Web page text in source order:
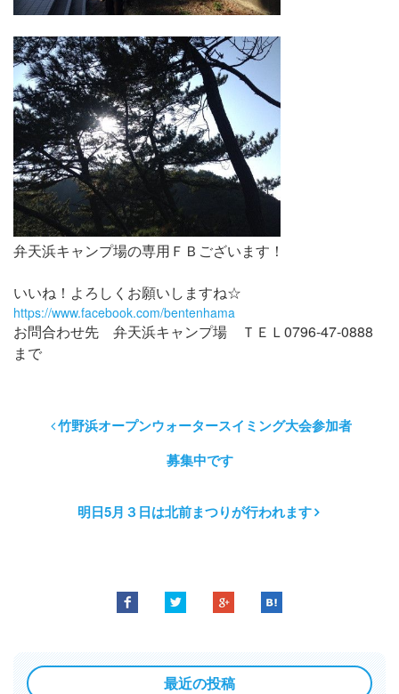
弁天浜キャンプ場の専用ＦＢございます！
いいね！よろしくお願いしますね☆
https://www.facebook.com/bentenhama
お問合わせ先 弁天浜キャンプ場 ＴＥＬ0796-47-0888
まで
竹野浜オープンウォータースイミング大会参加者
募集中です
明日5月３日は北前まつりが行われます
最近の投稿